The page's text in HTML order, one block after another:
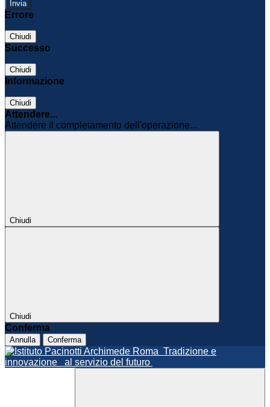
Errore
Chiudi
Successo
Chiudi
Informazione
Chiudi
Attendere...
Attendere il completamento dell'operazione...
Chiudi
Chiudi
Conferma
Annulla Conferma
Roma Tradizione e
innovazione
al servizio del futuro